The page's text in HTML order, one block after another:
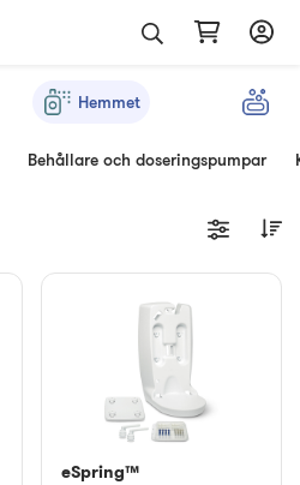
Hemmet
Behållare och doseringspumpar
eSpring™